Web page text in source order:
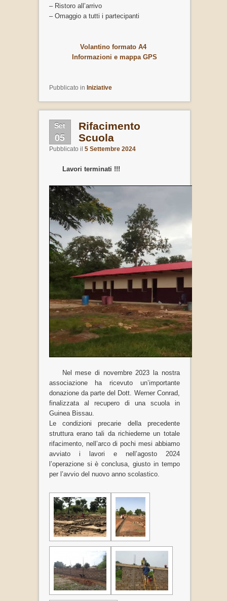
– Ristoro all’arrivo
– Omaggio a tutti i partecipanti
Volantino formato A4
Informazioni e mappa GPS
Pubblicato in Iniziative
Set
05
Rifacimento
Scuola
Pubblicato il 5 Settembre 2024
Lavori terminati !!!
Nel mese di novembre 2023 la nostra
associazione ha ricevuto un’importante
donazione da parte del Dott. Werner Conrad,
finalizzata al recupero di una scuola in
Guinea Bissau.
Le condizioni precarie della precedente
struttura erano tali da richiederne un totale
rifacimento, nell’arco di pochi mesi abbiamo
avviato i lavori e nell’agosto 2024
l’operazione si è conclusa, giusto in tempo
per l’avvio del nuovo anno scolastico.